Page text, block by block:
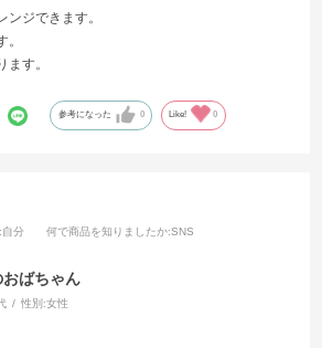
ンジできます。
ます。
参考になった 0 Like! 0
:自分 何で商品を知りましたか:SNS
おばちゃん
性別:女性